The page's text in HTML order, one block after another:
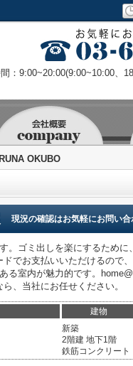
：9:00~20:00(9:00~10:00、
OKUBO
現況の確認はお気軽にお問い合
。ゴミ出しを楽にするために
でお支払いいただけるので
る室内が魅力的です。
、当社にお任せください。
建物
新築
2階建 地下1階
鉄筋コンクリート